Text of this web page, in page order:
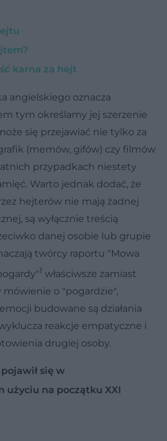
karna za hejt
angielskiego oznacza
tym określamy jej szerzenie
się przejawiać nie tylko za
(memów, gifów) czy filmów
przypadkach niestety
Warto jednak dodać, że
hejterów nie mają żadnej
są wyłącznie treścią
danej osobie lub grupie
twórcy raportu "Mowa
1 właściwsze zamiast
mówienie o "pogardzie",
budowane są działania
reakcje empatyczne i
drugiej osoby.
się w
użyciu na początku XXI